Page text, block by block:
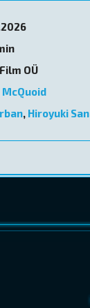
OÜ
McQuoid
, Hiroyuki